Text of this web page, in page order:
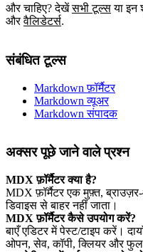
और चाहिए? देखें सभी टूल्स या इन
और वैलिडेटर्स.
संबंधित टूल्स
Markdown फ़ॉर्मैटर
Markdown व्यूअर
Markdown संपादक
अक्सर पूछे जाने वाले प्रश्न
MDX फ़ॉर्मैटर क्या है?
MDX फ़ॉर्मैटर एक मुफ़्त,
डिवाइस से बाहर नहीं जाता।
MDX फ़ॉर्मैटर कैसे उपयोग करें?
बाएँ एडिटर में पेस्ट/टाइप करें।
ओपन, सेव, कॉपी, क्लियर और